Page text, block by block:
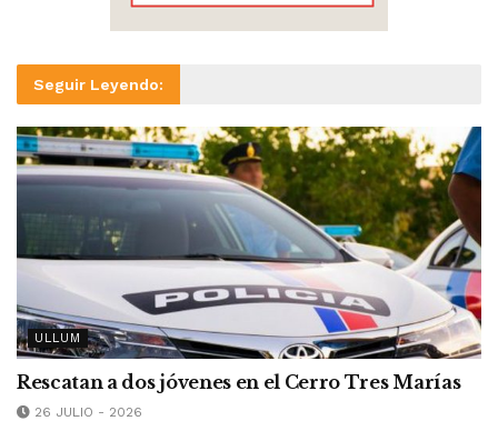
Seguir Leyendo:
ULLUM
Rescatan a dos jóvenes en el Cerro Tres Marías
26 JULIO - 2026